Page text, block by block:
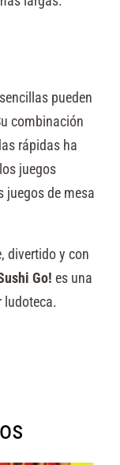
pueden
combinación
rápidas ha
juegos
juegos de mesa
divertido y con
Go! es una
ludoteca.